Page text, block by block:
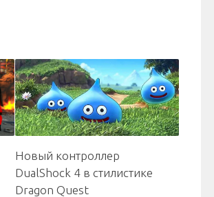
Новый контроллер
DualShock 4 в стилистике
Dragon Quest